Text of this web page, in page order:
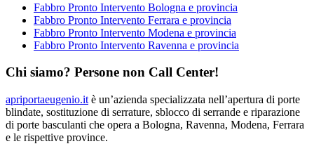
Fabbro Pronto Intervento Bologna e provincia
Fabbro Pronto Intervento Ferrara e provincia
Fabbro Pronto Intervento Modena e provincia
Fabbro Pronto Intervento Ravenna e provincia
Chi siamo? Persone non Call Center!
apriportaeugenio.it è un’azienda specializzata nell’apertura di porte
blindate, sostituzione di serrature, sblocco di serrande e riparazione
di porte basculanti che opera a Bologna, Ravenna, Modena, Ferrara
e le rispettive province.